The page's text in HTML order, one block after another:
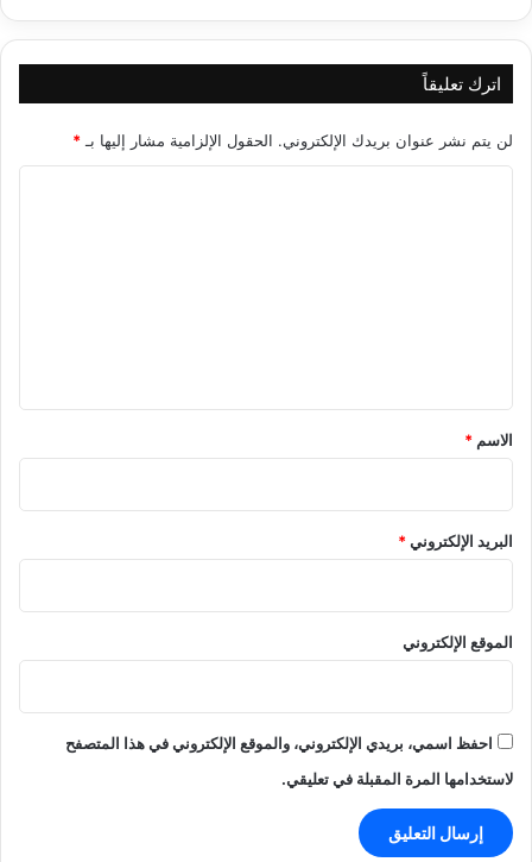
اترك تعليقاً
لن يتم نشر عنوان بريدك الإلكتروني. الحقول الإلزامية مشار إليها بـ*
*
الاسم *
البريد الإلكتروني*
الموقع الإلكتروني
احفظ اسمي، بريدي الإلكتروني، والموقع الإلكتروني في هذا المتصفح
لاستخدامها المرة المقبلة في تعليقي.